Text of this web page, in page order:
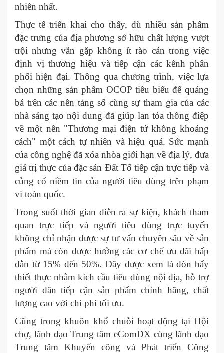
nhiên nhất.
Thực tế triển khai cho thấy, dù nhiều sản phẩm
đặc trưng của địa phương sở hữu chất lượng vượt
trội nhưng vẫn gặp không ít rào cản trong việc
định vị thương hiệu và tiếp cận các kênh phân
phối hiện đại. Thông qua chương trình, việc lựa
chọn những sản phẩm OCOP tiêu biểu để quảng
bá trên các nền tảng số cùng sự tham gia của các
nhà sáng tạo nội dung đã giúp lan tỏa thông điệp
về một nền "Thương mại điện tử không khoảng
cách" một cách tự nhiên và hiệu quả. Sức mạnh
của công nghệ đã xóa nhòa giới hạn về địa lý, đưa
giá trị thực của đặc sản Đất Tổ tiếp cận trực tiếp và
củng cố niềm tin của người tiêu dùng trên phạm
vi toàn quốc.
Trong suốt thời gian diễn ra sự kiện, khách tham
quan trực tiếp và người tiêu dùng trực tuyến
không chỉ nhận được sự tư vấn chuyên sâu về sản
phẩm mà còn được hưởng các cơ chế ưu đãi hấp
dẫn từ 15% đến 50%. Đây được xem là đòn bẩy
thiết thực nhằm kích cầu tiêu dùng nội địa, hỗ trợ
người dân tiếp cận sản phẩm chính hãng, chất
lượng cao với chi phí tối ưu.
Cũng trong khuôn khổ chuỗi hoạt động tại Hội
chợ, lãnh đạo Trung tâm eComDX cùng lãnh đạo
Trung tâm Khuyến công và Phát triển Công